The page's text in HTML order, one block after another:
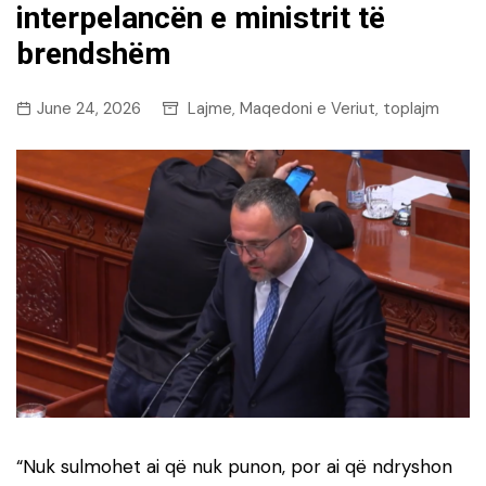
interpelancën e ministrit të
brendshëm
June 24, 2026 Lajme, Maqedoni e Veriut, toplajm
“Nuk sulmohet ai që nuk punon, por ai që ndryshon